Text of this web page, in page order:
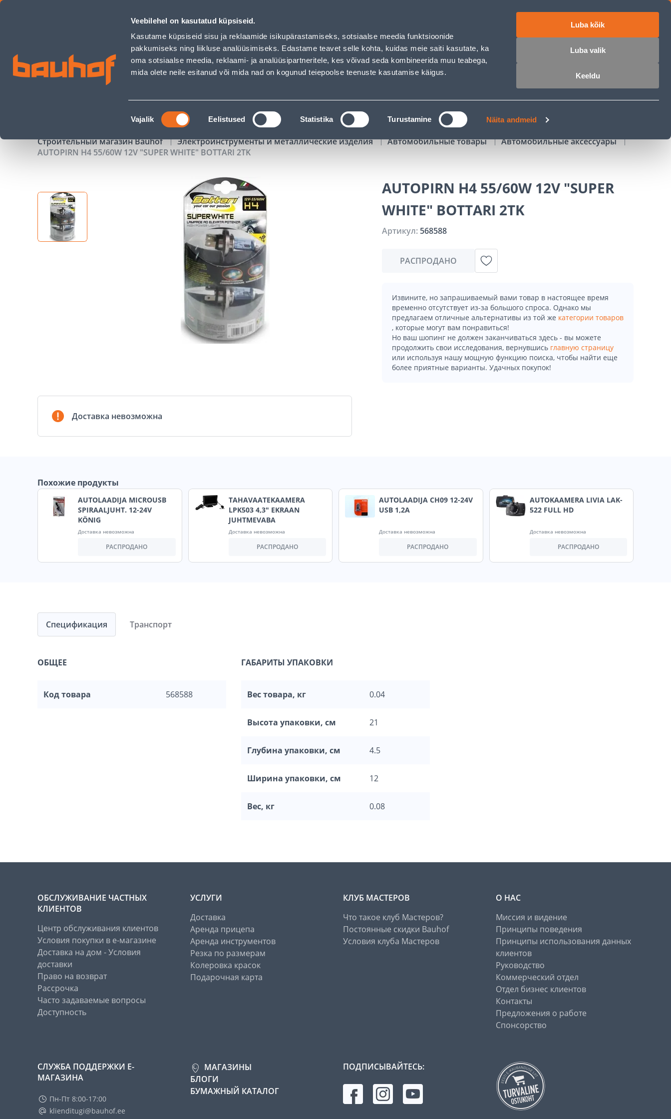
Veebilehel on kasutatud küpsiseid.
Kasutame küpsiseid sisu ja reklaamide isikupärastamiseks, sotsiaalse meedia funktsioonide
pakkumiseks ning liikluse analüüsimiseks. Edastame teavet selle kohta, kuidas meie saiti kasutate, ka
oma sotsiaalse meedia, reklaami- ja analüüsipartneritele, kes võivad seda kombineerida muu teabega,
mida olete neile esitanud või mida nad on kogunud teiepoolse teenuste kasutamise käigus.
Nõusoleku
valik
Vajalik Eelistused Statistika Turustamine Näita andmeid
Luba kõik
Luba valik
Keeldu
AUTOPIRN H4 55/60W 12V &quot;SUPER WHITE&quot; BOTTARI 2TK - Bauhof has loaded
Обслуживание бизнес-клиентов Обслуживание частных клиентов Услуги Предложения о работе
ПОИСК
АКЦИИ КАТАЛОГИ АРЕНДА ИНСТРУМЕНТОВ РАССРОЧКА
Строительный магазин Bauhof Электроинструменты и металлические изделия Автомобильные товары
Автомобильные аксессуары
AUTOPIRN H4 55/60W 12V "SUPER WHITE" BOTTARI 2TK
Доставка невозможна
AUTOPIRN H4 55/60W 12V "SUPER
WHITE" BOTTARI 2TK
Артикул: 568588
РАСПРОДАНО
Извините, но запрашиваемый вами товар в настоящее время
временно отсутствует из-за большого спроса. Однако мы
предлагаем отличные альтернативы из той же категории товаров
, которые могут вам понравиться!
Но ваш шопинг не должен заканчиваться здесь - вы можете
продолжить свои исследования, вернувшись главную страницу
или используя нашу мощную функцию поиска, чтобы найти еще
более приятные варианты. Удачных покупок!
Похожие продукты
AUTOLAADIJA MICROUSB
SPIRAALJUHT. 12-24V
KÖNIG
Доставка невозможна
РАСПРОДАНО
TAHAVAATEKAAMERA
LPK503 4,3" EKRAAN
JUHTMEVABA
Доставка невозможна
РАСПРОДАНО
AUTOLAADIJA CH09 12-24V
USB 1,2A
Доставка невозможна
РАСПРОДАНО
AUTOKAAMERA LIVIA LAK-
522 FULL HD
Доставка невозможна
РАСПРОДАНО
Спецификация
ОБЩЕЕ
Код товара 568588
ГАБАРИТЫ УПАКОВКИ
Вес товара, кг 0.04
Высота упаковки, см 21
Глубина упаковки, см 4.5
Ширина упаковки, см 12
Вес, кг 0.08
Транспорт
ОБСЛУЖИВАНИЕ ЧАСТНЫХ
КЛИЕНТОВ
Центр обслуживания клиентов
Условия покупки в е-магазине
Доставка на дом - Условия
доставки
Право на возврат
Рассрочка
Часто задаваемые вопросы
Доступность
УСЛУГИ
Доставка
Аренда прицепа
Аренда инструментов
Резка по размерам
Колеровка красок
Подарочная карта
КЛУБ МАСТЕРОВ
Что такое клуб Мастеров?
Постоянные скидки Bauhof
Условия клуба Мастеров
О НАС
Миссия и видение
Принципы поведения
Принципы использования данных
клиентов
Руководство
Коммерческий отдел
Отдел бизнес клиентов
Контакты
Предложения о работе
Спонсорство
СЛУЖБА ПОДДЕРЖКИ Е-
МАГАЗИНА
Пн-Пт 8:00-17:00
klienditugi@bauhof.ee
МАГАЗИНЫ
БЛОГИ
БУМАЖНЫЙ КАТАЛОГ
ПОДПИСЫВАЙТЕСЬ: